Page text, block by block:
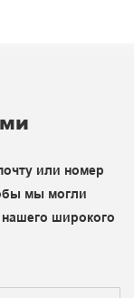
или номер
мы могли
широкого